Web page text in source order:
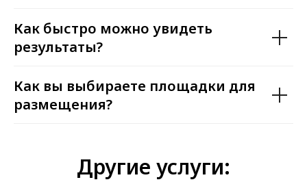
Как быстро можно увидеть
результаты?
Как вы выбираете площадки для
размещения?
Другие услуги: